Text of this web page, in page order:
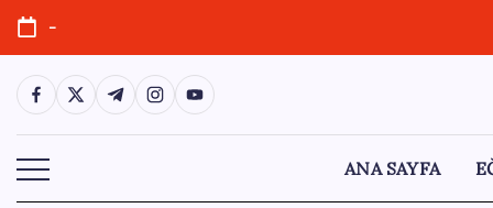
Skip
content
-
https://www.facebook.com/
https://twitter.com/
https://t.me/
https://www.instagram.com/
https://youtube.com/
ANA SAYFA